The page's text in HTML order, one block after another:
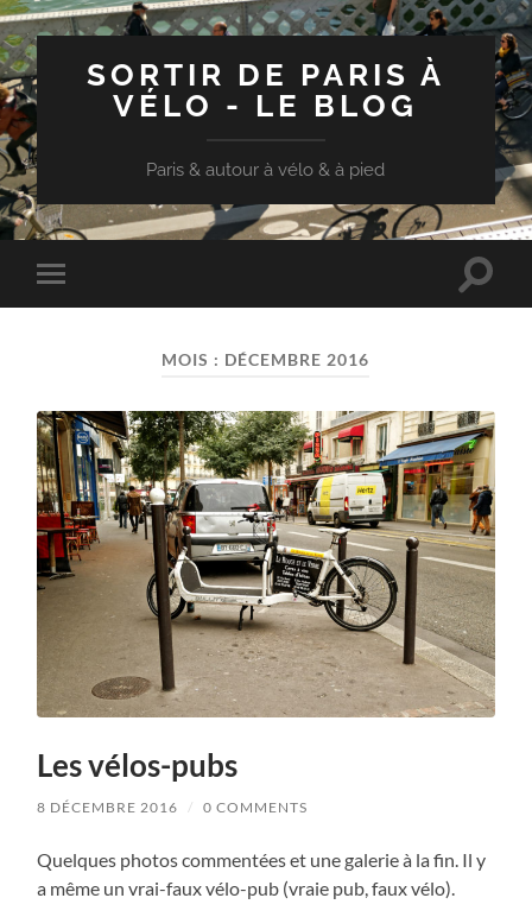
SORTIR DE PARIS À
VÉLO - LE BLOG
Paris & autour à vélo & à pied
Toggle
mobile
Toggle
MOIS : DÉCEMBRE 2016
Les vélos-pubs
8 DÉCEMBRE 2016 / 0 COMMENTS
Quelques photos commentées et une galerie à la fin. Il y
a même un vrai-faux vélo-pub (vraie pub, faux vélo).